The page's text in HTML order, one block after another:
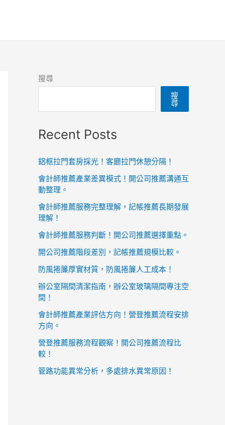
搜尋
搜
尋
Recent Posts
鋁框拉門套房採光！客廳拉門休憩分隔！
會計師推薦產業差異模式！開公司推薦溝通互
動整理。
會計師推薦服務完整理解，記帳推薦長期發展
理解！
會計師推薦服務判斷！開公司推薦選擇重點。
開公司推薦階段差別，記帳推薦規模比較。
防風捲簾厚實材質，防風捲簾人工成本！
辦公室隔間清潔指南，辦公室玻璃隔間專注空
間！
會計師推薦產業評估方向！營登推薦流程安排
方向。
營登推薦服務流程觀察！開公司推薦流程比
較！
管路功能異常分析，多處排水異常原因！